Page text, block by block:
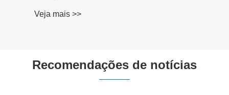
Veja mais >>
Recomendações de notícias